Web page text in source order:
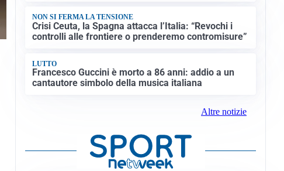
NON SI FERMA LA TENSIONE
Crisi Ceuta, la Spagna attacca l’Italia: “Revochi i
controlli alle frontiere o prenderemo contromisure”
LUTTO
Francesco Guccini è morto a 86 anni: addio a un
cantautore simbolo della musica italiana
Altre notizie